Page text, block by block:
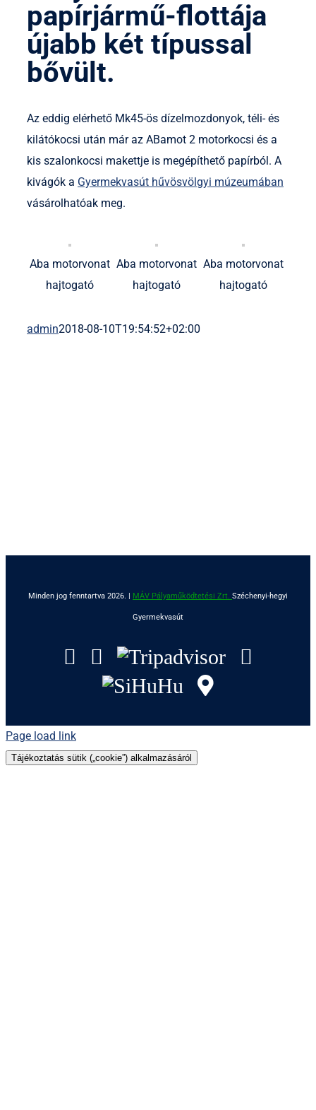
papírjármű-flottája
újabb két típussal
bővült.
Az eddig elérhető Mk45-ös dízelmozdonyok, téli- és
kilátókocsi után már az ABamot 2 motorkocsi és a
kis szalonkocsi makettje is megépíthető papírból. A
kivágók a Gyermekvasút hűvösvölgyi múzeumában
vásárolhatóak meg.
Aba motorvonat
hajtogató
Aba motorvonat
hajtogató
Aba motorvonat
hajtogató
admin2018-08-10T19:54:52+02:00
Minden jog fenntartva 2026. | MÁV Pályaműködtetési Zrt. Széchenyi-hegyi
Gyermekvasút
Facebook
Instagram
Tripadvisor
SiHuHu
Page load link
Tájékoztatás sütik („cookie”) alkalmazásáról